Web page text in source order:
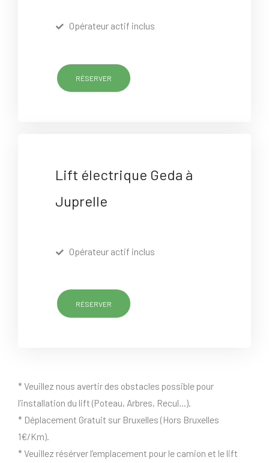
Opérateur actif inclus
RÉSERVER
Lift électrique Geda à
Juprelle
Opérateur actif inclus
RÉSERVER
* Veuillez nous avertir des obstacles possible pour
l’installation du lift (Poteau, Arbres, Recul…).
* Déplacement Gratuit sur Bruxelles (Hors Bruxelles
1€/Km).
* Veuillez résérver l’emplacement pour le camion et le lift